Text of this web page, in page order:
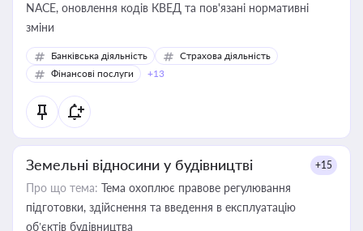
NACE, оновлення кодів КВЕД та пов'язані нормативні
зміни
Банківська діяльність
Страхова діяльність
Фінансові послуги
+13
Земельні відносини у будівництві +15
Про що тема: Тема охоплює правове регулювання
підготовки, здійснення та введення в експлуатацію
об’єктів будівництва